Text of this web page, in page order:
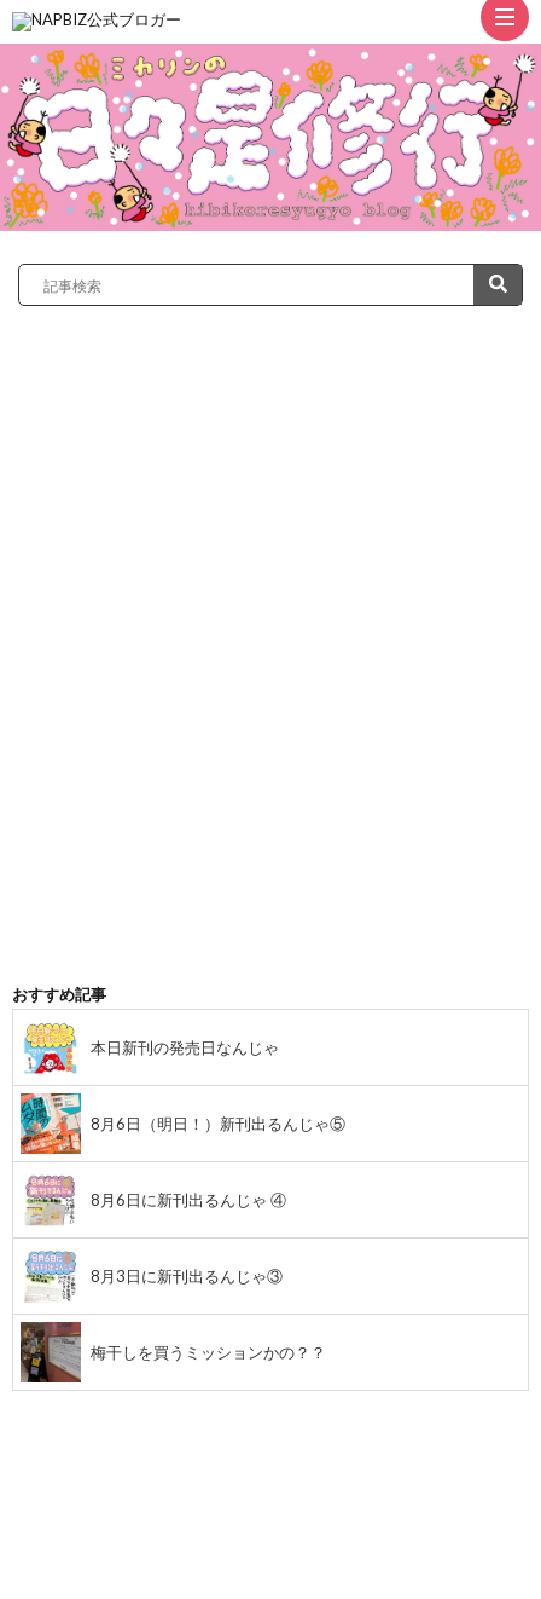
ト
ッ
おすすめ記事
本日新刊の発売日なんじゃ
8月6日（明日！）新刊出るんじゃ⑤
8月6日に新刊出るんじゃ ④
8月3日に新刊出るんじゃ③
梅干しを買うミッションかの？？